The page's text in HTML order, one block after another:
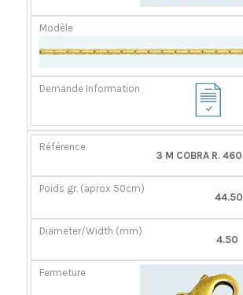
3 M COBRA R. 460
44.50
4.50